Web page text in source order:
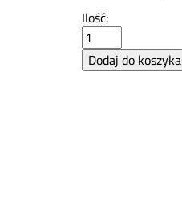
Tuleja
CNH
140430A1
quantity
Ilość:
Dodaj do koszyka